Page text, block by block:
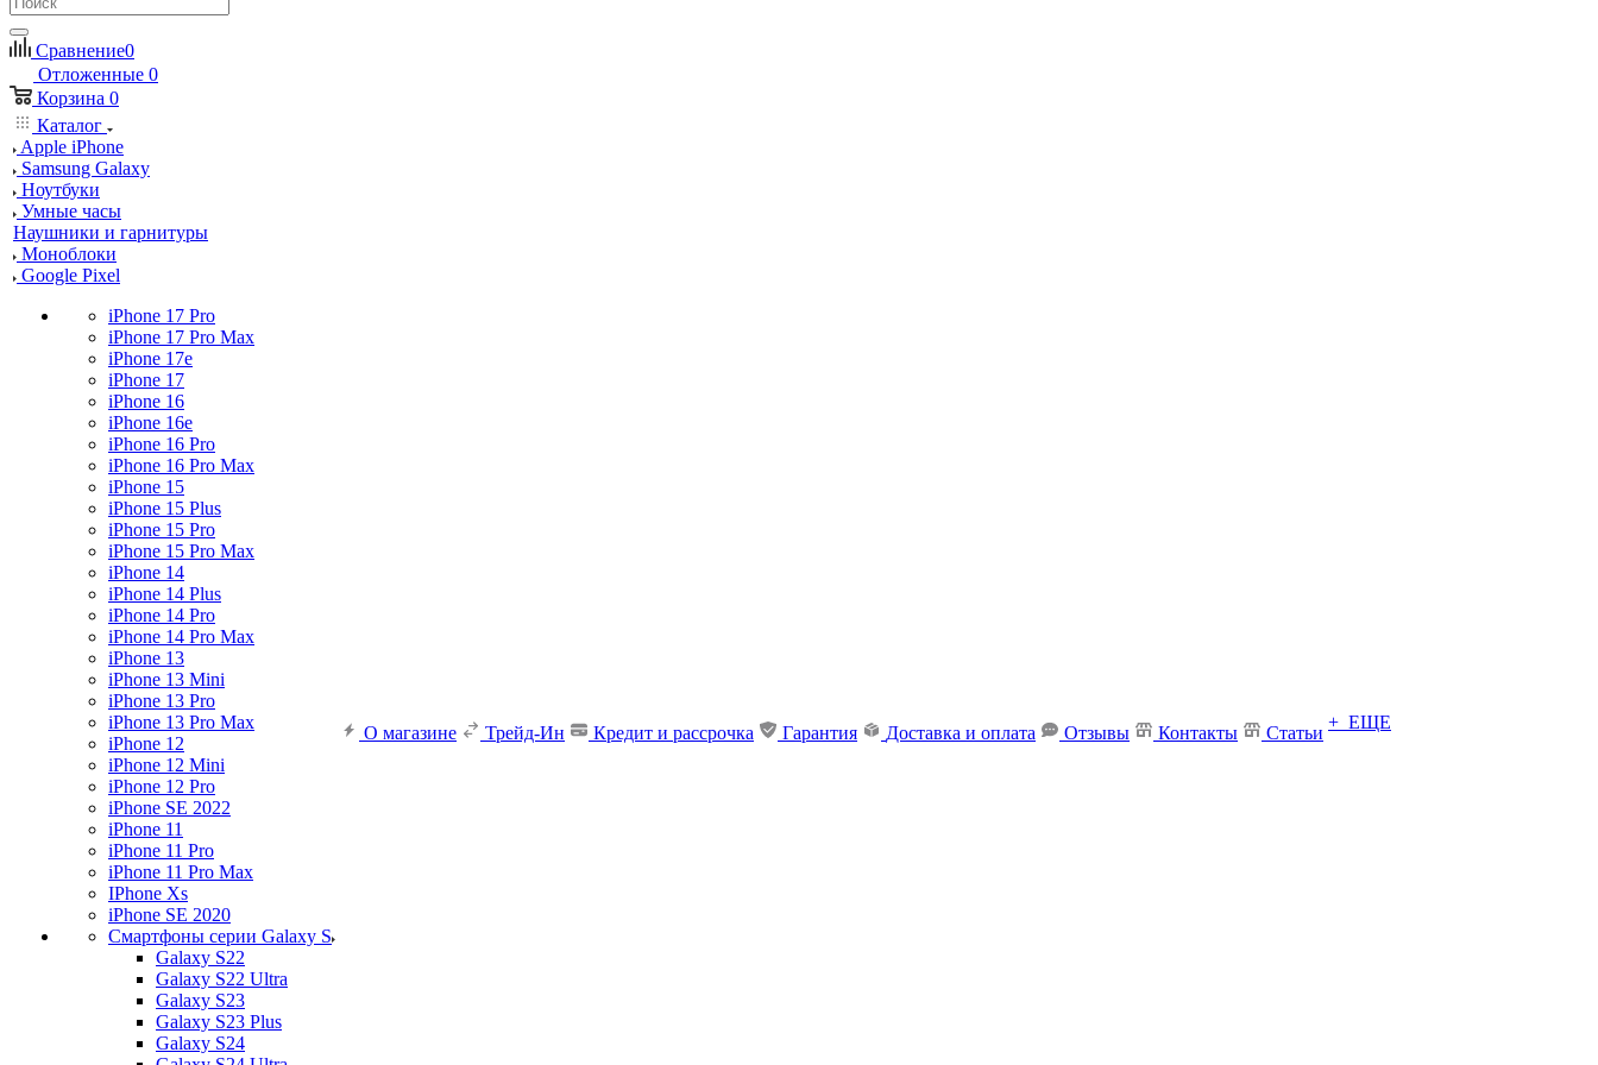
Сравнение0
Отложенные 0
Корзина 0
Каталог
Apple iPhone
Samsung Galaxy
Ноутбуки
Умные часы
Наушники и гарнитуры
Моноблоки
Google Pixel
iPhone 17 Pro
iPhone 17 Pro Max
iPhone 17e
iPhone 17
iPhone 16
iPhone 16e
iPhone 16 Pro
iPhone 16 Pro Max
iPhone 15
iPhone 15 Plus
iPhone 15 Pro
iPhone 15 Pro Max
iPhone 14
iPhone 14 Plus
iPhone 14 Pro
iPhone 14 Pro Max
iPhone 13
iPhone 13 Mini
iPhone 13 Pro
iPhone 13 Pro Max
iPhone 12
iPhone 12 Mini
iPhone 12 Pro
iPhone SE 2022
iPhone 11
iPhone 11 Pro
iPhone 11 Pro Max
IPhone Xs
iPhone SE 2020
Смартфоны серии Galaxy S
Galaxy S22
Galaxy S22 Ultra
Galaxy S23
Galaxy S23 Plus
Galaxy S24
О магазине Трейд-Ин Кредит и рассрочка Гарантия Доставка и оплата Отзывы Контакты Статьи
+ ЕЩЕ